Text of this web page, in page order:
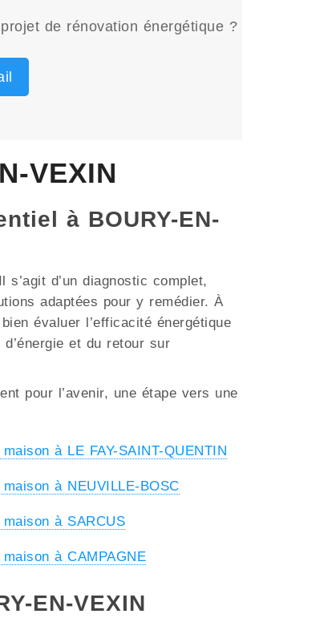
de rénovation énergétique ?
VEXIN
à BOURY-EN-
d’un diagnostic complet,
adaptées pour y remédier. À
évaluer l’efficacité énergétique
et du retour sur
pour l’avenir, une étape vers une
à LE FAY-SAINT-QUENTIN
à NEUVILLE-BOSC
à SARCUS
à CAMPAGNE
EN-VEXIN